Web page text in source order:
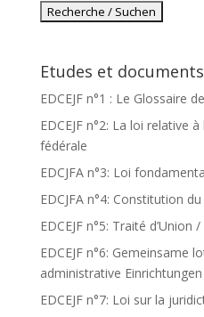
Etudes et documents
EDCEJF n°1 : Le Glossaire
EDCEJF n°2: La loi relative
fédérale
EDCJFA n°3: Loi
EDCJFA n°4: Constitution
EDCEJF n°5: Traité d’Union
EDCEJF n°6: Gemeinsame
administrative
EDCEJF n°7: Loi sur la